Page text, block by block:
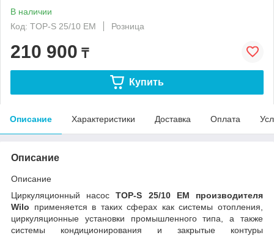
В наличии
Код: TOP-S 25/10 EM
Розница
210 900 ₸
Купить
Описание Характеристики Доставка Оплата
Описание
Описание
Циркуляционный насосTOP-S 25/10 EM производителя
Wilo применяется в таких сферах как системы отопления,
циркуляционные установки промышленного типа, а также
системы кондиционирования и закрытые контуры